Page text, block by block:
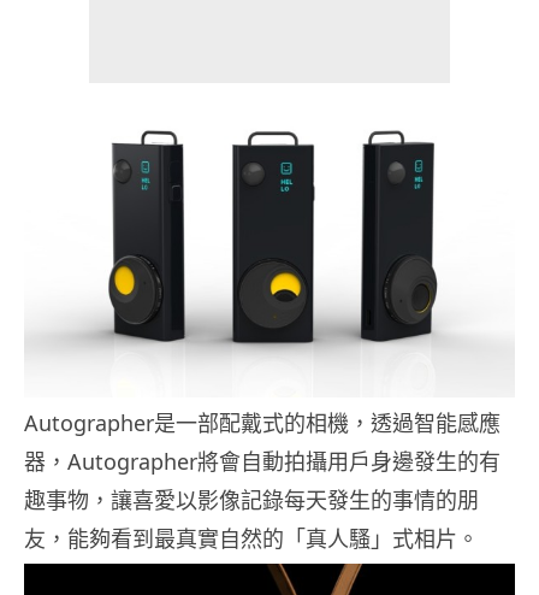
Autographer是一部配戴式的相機，透過智能感應
器，Autographer將會自動拍攝用戶身邊發生的有
趣事物，讓喜愛以影像記錄每天發生的事情的朋
友，能夠看到最真實自然的「真人騷」式相片。